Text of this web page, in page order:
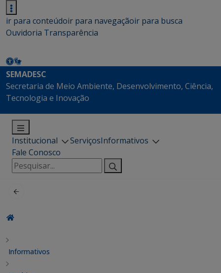
ir para conteúdoir para navegaçãoir para busca
Ouvidoria Transparência
SEMADESC
Secretaria de Meio Ambiente, Desenvolvimento, Ciência,
Tecnologia e Inovação
Institucional ServiçosInformativos
Fale Conosco
Pesquisar
por:
Informativos